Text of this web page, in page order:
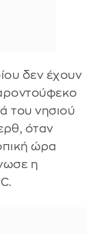
δεν έχουν
του νησιού
όταν
ώρα
η